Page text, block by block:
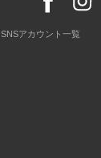
SNSアカウント一覧